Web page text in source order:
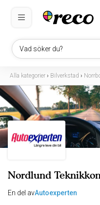
Vad söker du?
Alla kategorier › Bilverkstad ›
Nordlund
En del avAutoexperten